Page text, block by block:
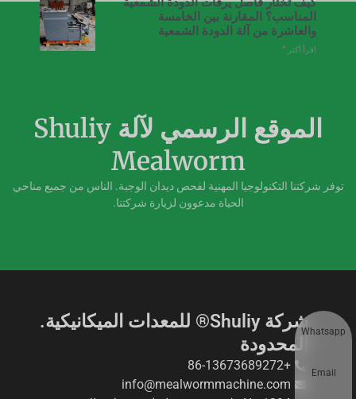
المناسب؟ المقارنة بين الخامسة
والعاشرة من آلة الدودة الشمعية
اقرأ أكثر "
الموقع الرسمي لآلة Shuliy
Mealworm
توفر شركتنا التكنولوجيا المهنية لفحص ديدان الوجبة. الناس من جميع مناحي
الحياة مدعوون لزيارة شركتنا.
شركة Shuliy® للمعدات الميكانيكية.
المحدودة
+86-13673689272
info@mealwormmachine.com
Whatsapp
Email